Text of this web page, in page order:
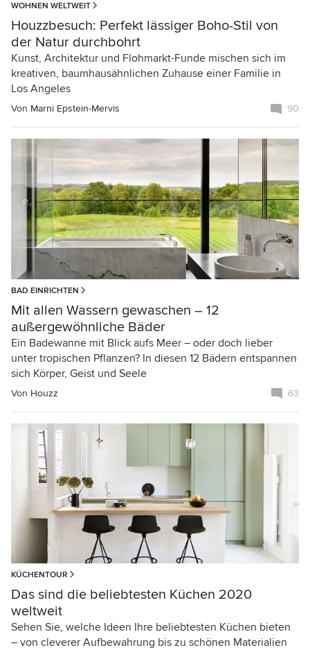
WOHNEN WELTWEIT
Houzzbesuch: Perfekt lässiger Boho-Stil von
der Natur durchbohrt
Kunst, Architektur und Flohmarkt-Funde mischen sich im
kreativen, baumhausähnlichen Zuhause einer Familie in
Los Angeles
Von Marni Epstein-Mervis 90
BAD EINRICHTEN
Mit allen Wassern gewaschen – 12
außergewöhnliche Bäder
Ein Badewanne mit Blick aufs Meer – oder doch lieber
unter tropischen Pflanzen? In diesen 12 Bädern entspannen
sich Körper, Geist und Seele
Von Houzz 63
KÜCHENTOUR
Das sind die beliebtesten Küchen 2020
weltweit
Sehen Sie, welche Ideen Ihre beliebtesten Küchen bieten
– von cleverer Aufbewahrung bis zu schönen Materialien